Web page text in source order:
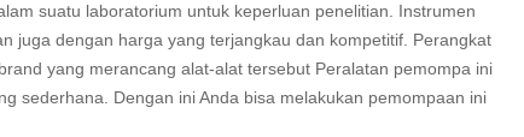
suatu laboratorium untuk keperluan penelitian. Instrumen
juga dengan harga yang terjangkau dan kompetitif. Perangkat
yang merancang alat-alat tersebut Peralatan pemompa ini
sederhana. Dengan ini Anda bisa melakukan pemompaan ini